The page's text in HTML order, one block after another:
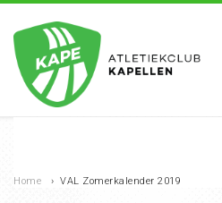
Home › VAL Zomerkalender 2019